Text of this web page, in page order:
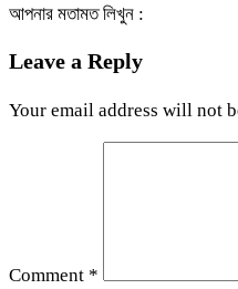
আপনার মতামত লিখুন :
Leave a Reply
Your email address will not
Comment *